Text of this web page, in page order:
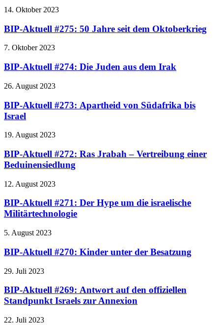
14. Oktober 2023
BIP-Aktuell #275: 50 Jahre seit dem Oktoberkrieg
7. Oktober 2023
BIP-Aktuell #274: Die Juden aus dem Irak
26. August 2023
BIP-Aktuell #273: Apartheid von Südafrika bis
Israel
19. August 2023
BIP-Aktuell #272: Ras Jrabah – Vertreibung einer
Beduinensiedlung
12. August 2023
BIP-Aktuell #271: Der Hype um die israelische
Militärtechnologie
5. August 2023
BIP-Aktuell #270: Kinder unter der Besatzung
29. Juli 2023
BIP-Aktuell #269: Antwort auf den offiziellen
Standpunkt Israels zur Annexion
22. Juli 2023